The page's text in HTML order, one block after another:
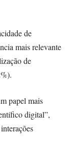
de
mais relevante
de
papel mais
digital”,